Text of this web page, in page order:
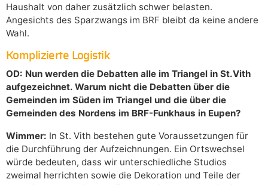
Haushalt von daher zusätzlich schwer belasten.
Angesichts des Sparzwangs im BRF bleibt da keine andere
Wahl.
Komplizierte Logistik
OD: Nun werden die Debatten alle im Triangel in St.Vith
aufgezeichnet. Warum nicht die Debatten über die
Gemeinden im Süden im Triangel und die über die
Gemeinden des Nordens im BRF-Funkhaus in Eupen?
Wimmer: In St. Vith bestehen gute Voraussetzungen für
die Durchführung der Aufzeichnungen. Ein Ortswechsel
würde bedeuten, dass wir unterschiedliche Studios
zweimal herrichten sowie die Dekoration und Teile der